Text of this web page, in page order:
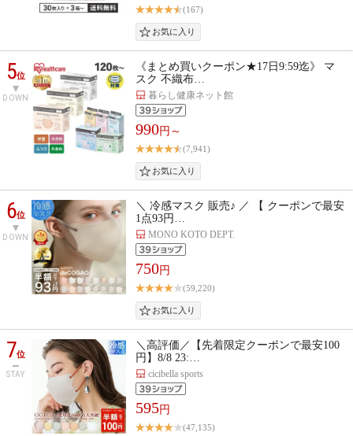
(167)
5位
DOWN
《まとめ買いクーポン★17日9:59迄》 マ
スク 不織布…
暮らし健康ネット館
990円～
(7,941)
6位
DOWN
＼ 冷感マスク 販売♪ ／ 【 クーポンで最安
1点93円…
MONO KOTO DEPT.
750円
(59,220)
7位
STAY
＼高評価／【先着限定クーポンで最安100
円】8/8 23:…
cicibella sports
595円
(47,135)